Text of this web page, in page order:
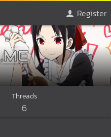
Register
Threads
6